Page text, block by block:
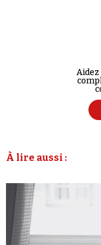
À lire aussi :